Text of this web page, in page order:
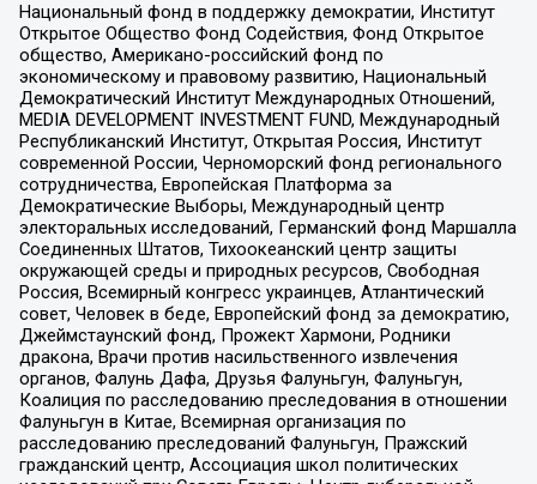
Национальный фонд в поддержку демократии, Институт
Открытое Общество Фонд Содействия, Фонд Открытое
общество, Американо-российский фонд по
экономическому и правовому развитию, Национальный
Демократический Институт Международных Отношений,
MEDIA DEVELOPMENT INVESTMENT FUND, Международный
Республиканский Институт, Открытая Россия, Институт
современной России, Черноморский фонд регионального
сотрудничества, Европейская Платформа за
Демократические Выборы, Международный центр
электоральных исследований, Германский фонд Маршалла
Соединенных Штатов, Тихоокеанский центр защиты
окружающей среды и природных ресурсов, Свободная
Россия, Всемирный конгресс украинцев, Атлантический
совет, Человек в беде, Европейский фонд за демократию,
Джеймстаунский фонд, Прожект Хармони, Родники
дракона, Врачи против насильственного извлечения
органов, Фалунь Дафа, Друзья Фалуньгун, Фалуньгун,
Коалиция по расследованию преследования в отношении
Фалуньгун в Китае, Всемирная организация по
расследованию преследований Фалуньгун, Пражский
гражданский центр, Ассоциация школ политических